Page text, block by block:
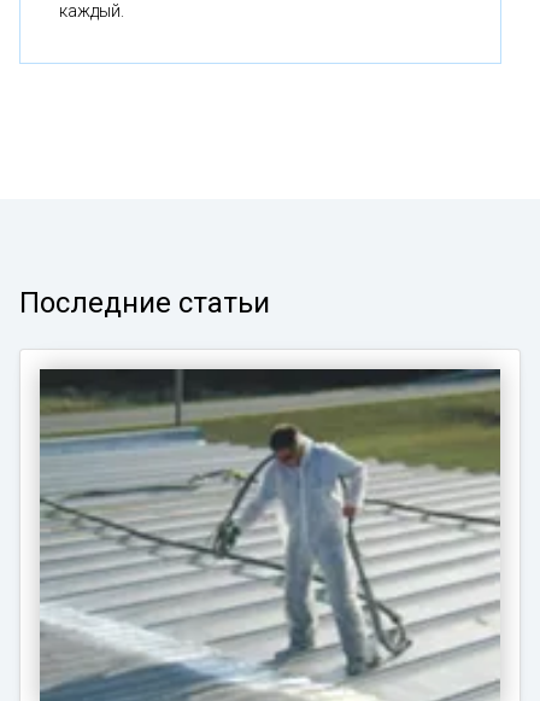
каждый.
Последние статьи